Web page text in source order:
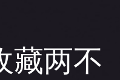
藏两不